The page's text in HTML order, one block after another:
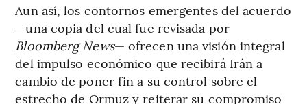
Aun así, los contornos emergentes del acuerdo
—una copia del cual fue revisada por
Bloomberg News— ofrecen una visión integral
del impulso económico que recibirá Irán a
cambio de poner fin a su control sobre el
estrecho de Ormuz y reiterar su compromiso